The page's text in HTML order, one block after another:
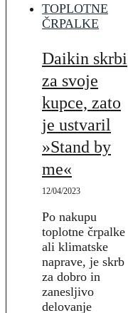
TOPLOTNE
ČRPALKE
Daikin skrbi
za svoje
kupce, zato
je ustvaril
»Stand by
me«
12/04/2023
Po nakupu
toplotne črpalke
ali klimatske
naprave, je skrb
za dobro in
zanesljivo
delovanje